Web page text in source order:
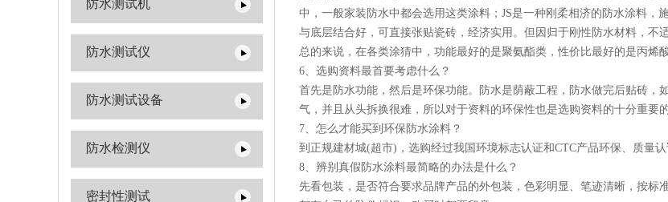
防水测试机
防水测试仪
防水测试设备
防水检测仪
密封性测试
中，一般家装防水中都会选用这类涂料；JS是一种刚柔相济的防水涂料，
与底层结合好，可直接张贴瓷砖，经济实用。但因归于刚性防水材料，不
总的来说，在各类涂猜中，功能最好的是聚氨酯类，性价比最好的是丙烯
6、选购资料最首要考虑什么？
首先是防水功能，然后是环保功能。防水是荫蔽工程，防水做完后贴砖
气，并且从头拆换很难，所以对于资料的环保性也是选购资料的十分重要的
7、怎么才能买到环保防水涂料？
到正规建材城(超市)，选购经过我国环境标志认证和CTC产品环保、质量认
8、辨别真假防水涂料最简略的办法是什么？
先看包装，是否符合要求品牌产品的外包装，色彩明显、笔迹清晰，按